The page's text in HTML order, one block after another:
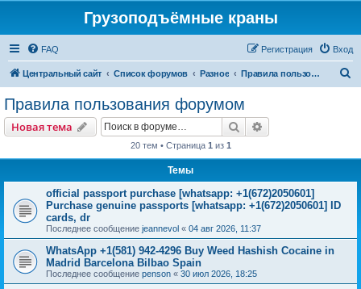
Грузоподъёмные краны
FAQ Вход
Регистрация
Центральный сайт Список форумов Разное Правила пользования форумом
Правила пользования форумом
Новая тема Поиск
20 тем • Страница 1 из 1
Темы
official passport purchase [whatsapp: +1(672)2050601]
Purchase genuine passports [whatsapp: +1(672)2050601] ID
cards, dr
Последнее сообщение jeannevol « 04 авг 2026, 11:37
WhatsApp +1(581) 942-4296 Buy Weed Hashish Cocaine in
Madrid Barcelona Bilbao Spain
Последнее сообщение penson « 30 июл 2026, 18:25